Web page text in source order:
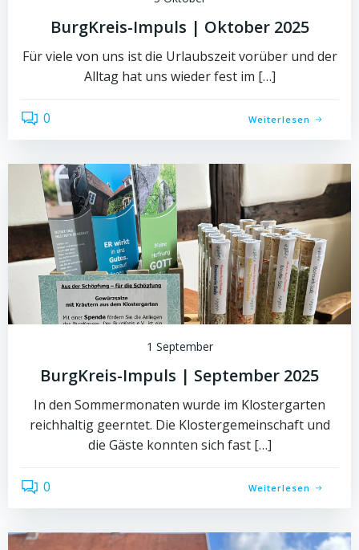
BurgKreis-Impuls | Oktober 2025
Für viele von uns ist die Urlaubszeit vorüber und der
Alltag hat uns wieder fest im […]
0 Weiterlesen
1 September
BurgKreis-Impuls | September 2025
In den Sommermonaten wurde im Klostergarten
reichhaltig geerntet. Die Klostergemeinschaft und
die Gäste konnten sich fast […]
0 Weiterlesen